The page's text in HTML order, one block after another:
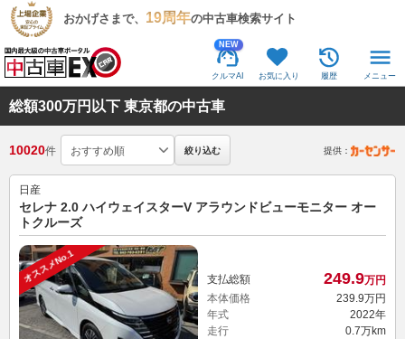
おかげさまで、 19周年の中古車検索サイト
NEW
クルマAI お気に入り 履歴 メニュー
総額300万円以下 東京都の中古車
10020件 絞り込む 提供：
日産
セレナ 2.0 ハイウェイスターV アラウンドビューモニター オー
トクルーズ
オススメNo.1 支払総額 249.9万円
本体価格
239.9万円
年式
2022年
走行
0.7万km